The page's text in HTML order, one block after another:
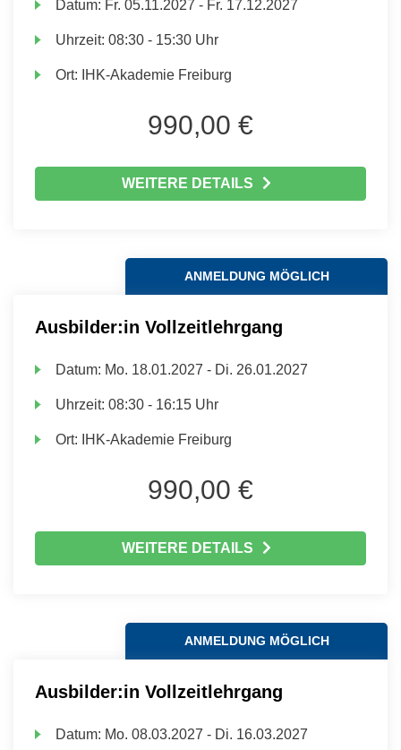
Datum: Fr. 05.11.2027 - Fr. 17.12.2027
Uhrzeit:08:30 - 15:30 Uhr
Ort: IHK-Akademie Freiburg
990,00 €
WEITERE DETAILS
ANMELDUNG MÖGLICH
Ausbilder:in Vollzeitlehrgang
Datum: Mo. 18.01.2027 - Di. 26.01.2027
Uhrzeit:08:30 - 16:15 Uhr
Ort: IHK-Akademie Freiburg
990,00 €
WEITERE DETAILS
ANMELDUNG MÖGLICH
Ausbilder:in Vollzeitlehrgang
Datum: Mo. 08.03.2027 - Di. 16.03.2027